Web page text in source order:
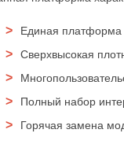
Единая платформа
Сверхвысокая
Полный набор
Горячая замена